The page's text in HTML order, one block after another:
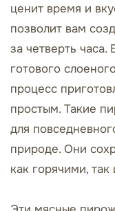
ценит время и
позволит вам
за четверть
готового
процесс
простым. Такие
для
природе. Они
как горячими,